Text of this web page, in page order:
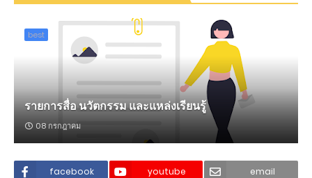
best
รายการสื่อ นวัตกรรม และแหล่งเรียนรู้
08 กรกฎาคม
facebook youtube email